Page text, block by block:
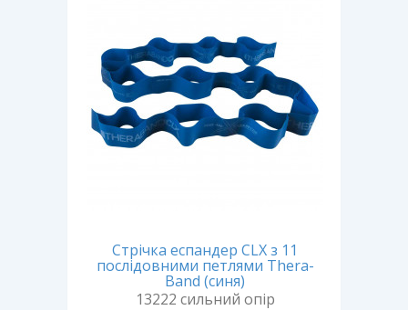
Стрічка еспандер CLX з 11
послідовними петлями Thera-
Band (синя)
13222 сильний опір